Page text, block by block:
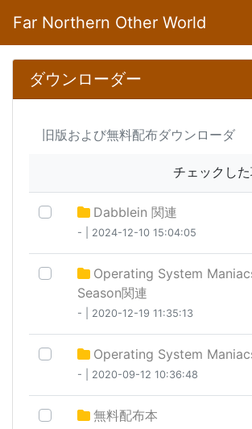
Far Northern Other World
ダウンローダー
旧版および無料配布ダウンローダ
チェックし
Dabblein 関連
- | 2024-12-10 15:04:05
Operating System
Season関連
- | 2020-12-19 11:35:13
Operating System
- | 2020-09-12 10:36:48
無料配布本